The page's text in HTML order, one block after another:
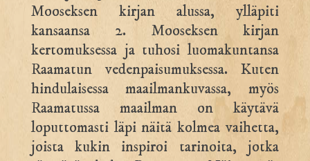
Mooseksen kirjan alussa, ylläpiti
kansaansa 2. Mooseksen kirjan
kertomuksessa ja tuhosi luomakuntansa
Raamatun vedenpaisumuksessa. Kuten
hindulaisessa maailmankuvassa, myös
Raamatussa maailman on käytävä
loputtomasti läpi näitä kolmea vaihetta,
joista kukin inspiroi tarinoita, jotka